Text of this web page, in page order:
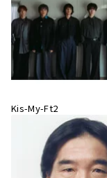
Kis-My-Ft2